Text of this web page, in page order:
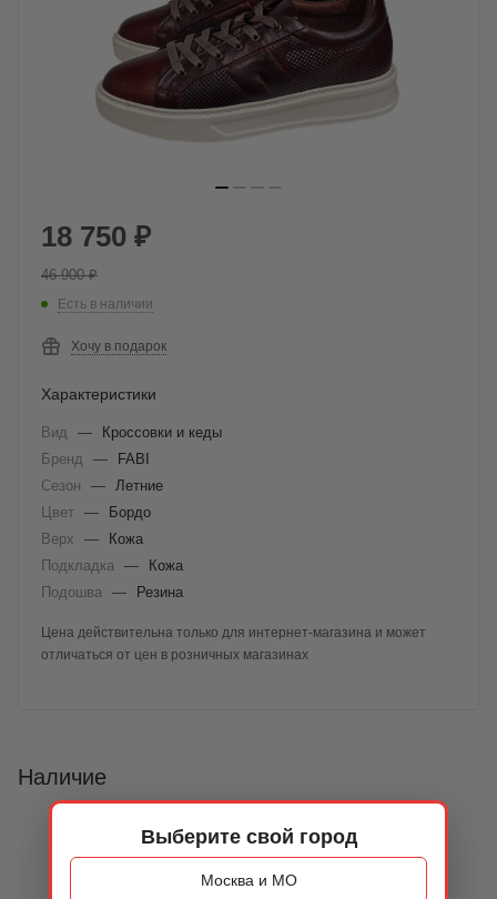
Выберите свой город
Москва и МО
18 750 ₽
46 900₽
Есть в наличии
Хочу в подарок
Характеристики
Вид —
Кроссовки и кеды
Бренд
—
FABI
Сезон
—
Летние
Цвет —
Бордо
Верх
—
Кожа
Подкладка
—
Кожа
Подошва
— Резина
Цена действительна только для интернет-магазина и может
отличаться от цен в розничных магазинах
Наличие